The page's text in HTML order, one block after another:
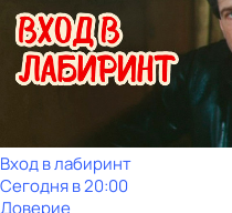
Вход в лабиринт
Сегодня в 20:00
Доверие